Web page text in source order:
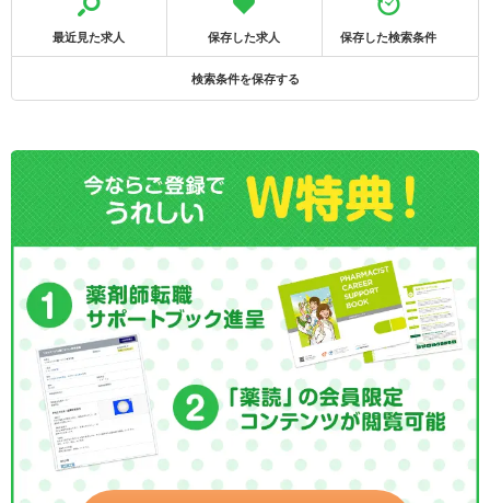
最近見た求人 保存した求人 保存した検索条件
検索条件を保存する